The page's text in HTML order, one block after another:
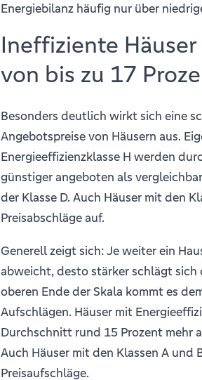
Energiebilanz häufig nur über
Ineffiziente
von bis zu 17
Besonders deutlich wirkt sich eine
Angebotspreise von Häusern aus.
Energieeffizienzklasse H werden
günstiger angeboten als
der Klasse D. Auch Häuser mit den
Preisabschläge auf.
Generell zeigt sich: Je weiter ein
abweicht, desto stärker schlägt sich
oberen Ende der Skala kommt es
Aufschlägen. Häuser mit
Durchschnitt rund 15 Prozent mehr
Auch Häuser mit den Klassen A und
Preisaufschläge.